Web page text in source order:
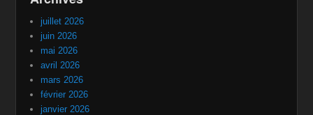
juillet 2026
juin 2026
mai 2026
avril 2026
mars 2026
février 2026
janvier 2026